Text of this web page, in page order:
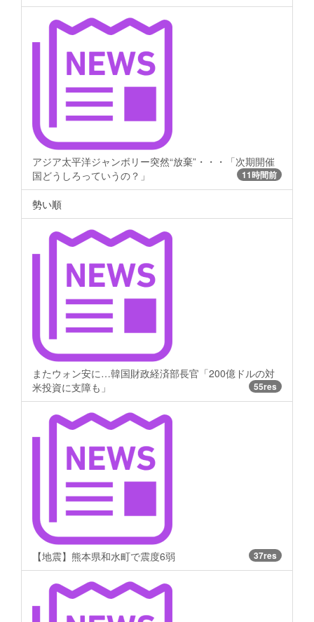
アジア太平洋ジャンボリー突然“放棄”・・・「次期開催
国どうしろっていうの？」
11時間前
勢い順
またウォン安に…韓国財政経済部長官「200億ドルの対
米投資に支障も」
55res
【地震】熊本県和水町で震度6弱 37res